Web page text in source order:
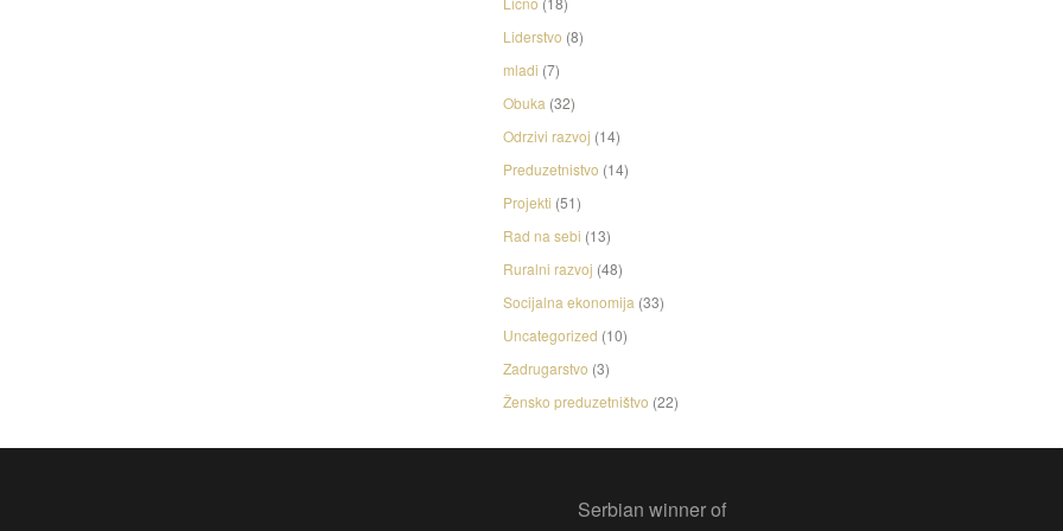
Liderstvo (8)
mladi (7)
Obuka (32)
Odrzivi razvoj (14)
Preduzetnistvo (14)
Projekti (51)
Rad na sebi (13)
Ruralni razvoj (48)
Socijalna ekonomija (33)
Uncategorized (10)
Zadrugarstvo (3)
Žensko preduzetništvo (22)
Serbian winner of